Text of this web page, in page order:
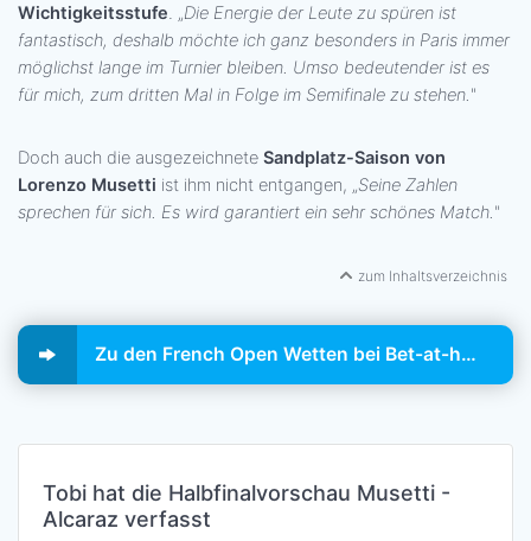
Wichtigkeitsstufe. „Die Energie der Leute zu spüren ist
fantastisch, deshalb möchte ich ganz besonders in Paris immer
möglichst lange im Turnier bleiben. Umso bedeutender ist es
für mich, zum dritten Mal in Folge im Semifinale zu stehen."
Doch auch die ausgezeichnete Sandplatz-Saison von
Lorenzo Musetti ist ihm nicht entgangen, „Seine Zahlen
sprechen für sich. Es wird garantiert ein sehr schönes Match."
zum Inhaltsverzeichnis
Zu den French Open Wetten bei Bet-at-home
Tobi hat die Halbfinalvorschau Musetti -
Alcaraz verfasst